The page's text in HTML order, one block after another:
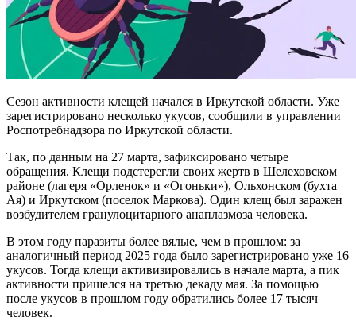
Сезон активности клещей начался в Иркутской области. Уже
зарегистрировано несколько укусов, сообщили в управлении
Роспотребнадзора по Иркутской области.
Так, по данным на 27 марта, зафиксировано четыре
обращения. Клещи подстерегли своих жертв в Шелеховском
районе (лагеря «Орленок» и «Огоньки»), Ольхонском (бухта
Ая) и Иркутском (поселок Маркова). Один клещ был заражен
возбудителем гранулоцитарного анаплазмоза человека.
В этом году паразиты более вялые, чем в прошлом: за
аналогичный период 2025 года было зарегистрировано уже 16
укусов. Тогда клещи активизировались в начале марта, а пик
активности пришелся на третью декаду мая. За помощью
после укусов в прошлом году обратились более 17 тысяч
человек.